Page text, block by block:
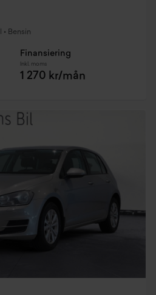
• Bensin
Finansiering
Inkl. moms
1 270 kr/mån